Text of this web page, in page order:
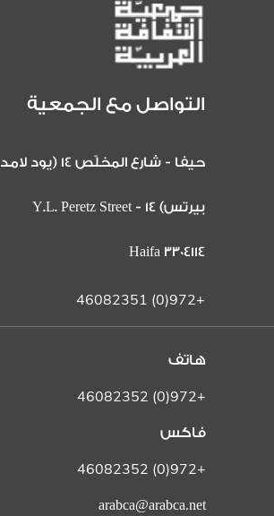
التواصل مع الجمعية
حيفا - شارع المخلّص 14 (يود لامد
بيرتس) 14 Y.L. Peretz Street -
Haifa 3304114
+972(0) 46082351
هاتف
+972(0) 46082352
فاكس
+972(0) 46082352
arabca@arabca.net